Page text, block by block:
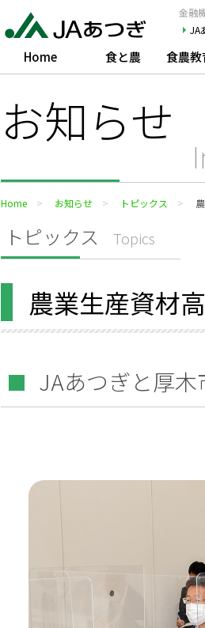
金融
JA
Home 食と農 食農
お知らせ
Home お知らせ トピックス
トピックス Topics
農業生産資材
JAあつぎと厚